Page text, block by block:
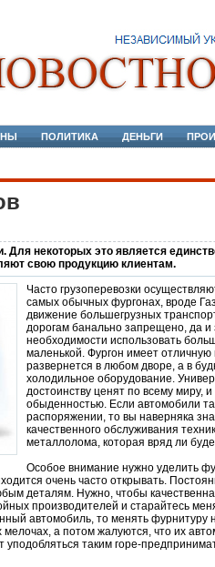
ПОЛИТИКА ДЕНЬГИ
Для некоторых это является
свою продукцию клиентам.
Часто грузоперевозки
самых обычных фургонах, вроде
движение большегрузных
дорогам банально запрещено, да и
необходимости использовать
маленькой. Фургон имеет отличную
развернется в любом дворе, а в
холодильное оборудование.
достоинству ценят по всему миру,
обыденностью. Если автомобили
распоряжении, то вы наверняка
качественного обслуживания
металлолома, которая вряд ли
Особое внимание нужно уделить
очень часто открывать.
деталям. Нужно, чтобы
производителей и старайтесь
автомобиль, то менять
а потом жалуются, что их
таким горе-